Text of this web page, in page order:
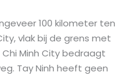
100 kilometer ten
vlak bij de grens met
Minh City bedraagt
Tay Ninh heeft geen